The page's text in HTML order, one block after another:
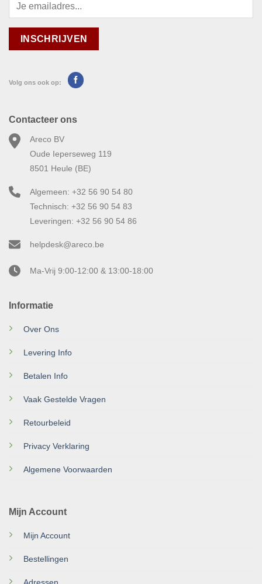
Volg ons ook op:
Informatie
Over Ons
Levering Info
Betalen Info
Vaak Gestelde Vragen
Retourbeleid
Privacy Verklaring
Algemene Voorwaarden
Mijn Account
Mijn Account
Bestellingen
Contacteer ons
Areco BV
Oude Ieperseweg 119
8501 Heule (BE)
Algemeen: +32 56 90 54 80
Technisch: +32 56 90 54 83
Leveringen: +32 56 90 54 86
helpdesk@areco.be
Ma-Vrij 9:00-12:00 & 13:00-18:00